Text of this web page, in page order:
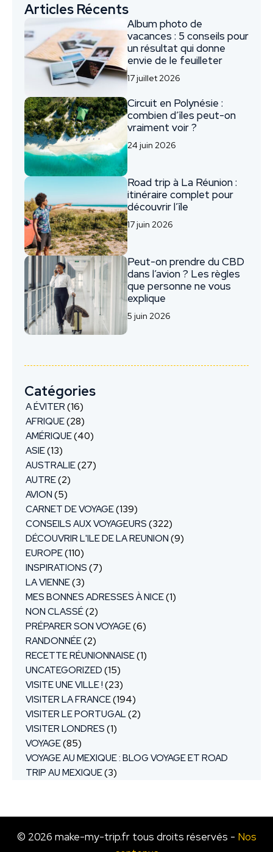
Articles Récents
Album photo de
vacances : 5 conseils pour
un résultat qui donne
envie de le feuilleter
17 juillet 2026
Circuit en Polynésie :
combien d’îles peut-on
vraiment voir ?
24 juin 2026
Road trip à La Réunion :
itinéraire complet pour
découvrir l’île
17 juin 2026
Peut-on prendre du CBD
dans l’avion ? Les règles
que personne ne vous
explique
5 juin 2026
Catégories
A ÉVITER (16)
AFRIQUE(28)
AMÉRIQUE(40)
ASIE(13)
AUSTRALIE(27)
AUTRE(2)
AVION (5)
CARNET DE VOYAGE(139)
CONSEILS AUX VOYAGEURS (322)
DÉCOUVRIR L'ILE DE LA REUNION (9)
EUROPE(110)
INSPIRATIONS (7)
LA VIENNE(3)
MES BONNES ADRESSES À NICE(1)
NON CLASSÉ(2)
PRÉPARER SON VOYAGE(6)
RANDONNÉE(2)
RECETTE RÉUNIONNAISE(1)
UNCATEGORIZED (15)
VISITE UNE VILLE ! (23)
VISITER LA FRANCE(194)
VISITER LE PORTUGAL(2)
VISITER LONDRES (1)
VOYAGE(85)
VOYAGE AU MEXIQUE : BLOG VOYAGE ET ROAD
TRIP AU MEXIQUE(3)
© 2026 make-my-trip.fr tous droits réservés - Nos